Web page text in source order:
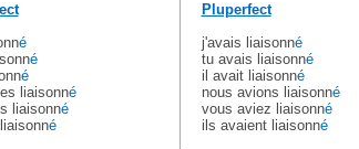
é
é
é
liaisonné
liaisonné
é
Pluperfect
j'avais liaisonné
tu avais liaisonné
il avait liaisonné
nous avions liaisonné
vous aviez liaisonné
ils avaient liaisonné